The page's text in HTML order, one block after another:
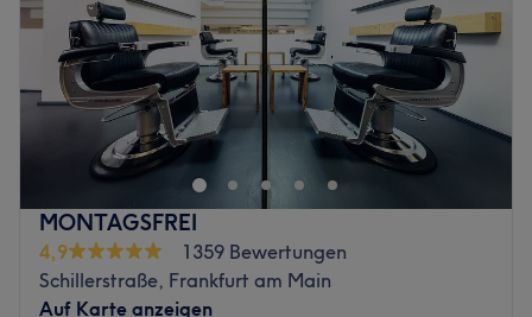
MONTAGSFREI
4,9
1359 Bewertungen
Schillerstraße, Frankfurt am Main
Auf Karte anzeigen